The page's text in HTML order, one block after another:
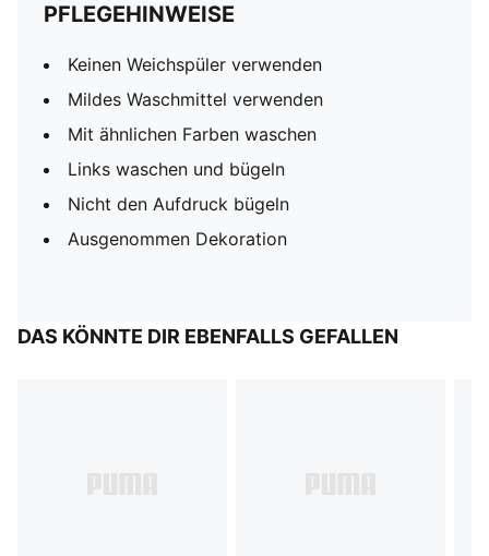
PFLEGEHINWEISE
Keinen Weichspüler verwenden
Mildes Waschmittel verwenden
Mit ähnlichen Farben waschen
Links waschen und bügeln
Nicht den Aufdruck bügeln
Ausgenommen Dekoration
DAS KÖNNTE DIR EBENFALLS GEFALLEN